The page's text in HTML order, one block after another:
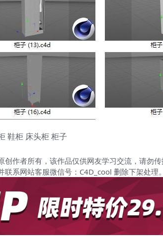
鞋柜 床头柜 柜子
创作者所有，该作品仅供网友学习交流，请勿
联系网站客服微信号：C4D_cool 删除下架处理。